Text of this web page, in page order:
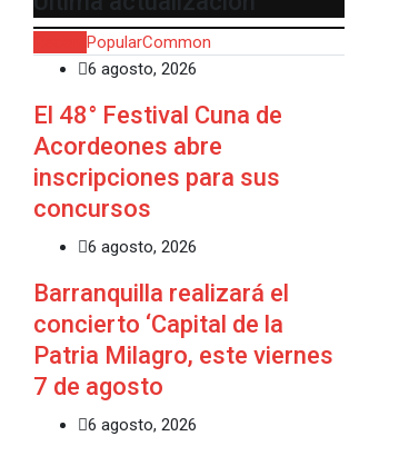
PopularCommon
6 agosto, 2026
El 48° Festival Cuna de
Acordeones abre
inscripciones para sus
concursos
6 agosto, 2026
Barranquilla realizará el
concierto ‘Capital de la
Patria Milagro, este viernes
7 de agosto
6 agosto, 2026